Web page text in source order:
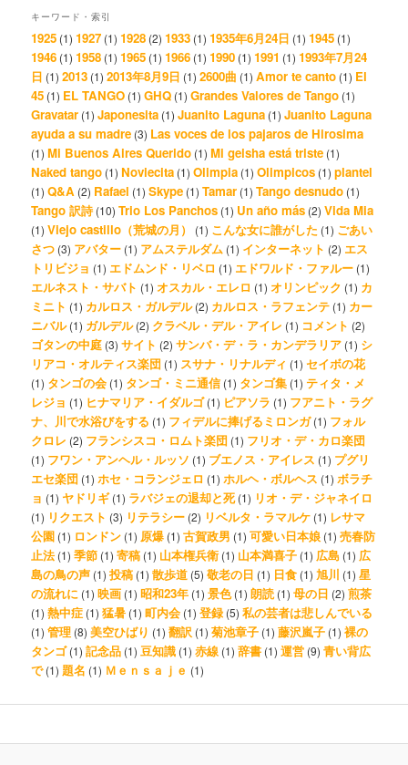
キーワード・索引
1925 (1)1927 (1)1928 (2)1933 (1)1935年6月24日 (1)1945 (1)
1946 (1)1958 (1)1965 (1)1966 (1)1990 (1)1991 (1)1993年7月24
日 (1)2013 (1)2013年8月9日 (1)2600曲 (1)Amor te canto (1) El
45 (1) EL TANGO (1)GHQ (1)Grandes Valores de Tango (1)
Gravatar (1)Japonesita (1)Juanito Laguna (1)Juanito Laguna
ayuda a su madre (3) Las voces de los pajaros de Hirosima
(1)Mi Buenos Aires Querido (1)Mi geisha está triste (1)
Naked tango (1)Noviecita (1)Olimpia (1)Olimpicos (1)plantel
(1)Q&A (2) Rafael (1)Skype (1)Tamar (1)Tango desnudo (1)
Tango 訳詩 (10)Trio Los Panchos (1) Un año más (2)Vida Mia
(1)Viejo castillo（荒城の月） (1) こんな女に誰がした (1) ごあい
さつ (3) アバター (1) アムステルダム (1) インターネット (2) エス
トリビジョ (1) エドムンド・リベロ (1) エドワルド・ファルー (1)
エルネスト・サバト (1)オスカル・エレロ (1)オリンピック (1) カ
ミニト (1) カルロス・ガルデル(2) カルロス・ラフェンテ (1) カー
ニバル(1) ガルデル(2) クラベル・デル・アイレ (1) コメント (2)
ゴタンの中庭 (3)サイト (2)サンバ・デ・ラ・カンデラリア (1) シ
リアコ・オルティス楽団 (1) スサナ・リナルディ (1)セイボの花
(1) タンゴの会 (1) タンゴ・ミニ通信(1) タンゴ集 (1)ティタ・メ
レジョ (1) ヒナマリア・イダルゴ(1) ピアソラ (1) フアニト・ラグ
ナ、川で水浴びをする (1) フィデルに捧げるミロンガ(1) フォル
クロレ (2) フランシスコ・ロムト楽団 (1) フリオ・デ・カロ楽団
(1) フワン・アンヘル・ルッソ (1) ブエノス・アイレス (1) プグリ
エセ楽団 (1)ホセ・コランジェロ (1)ホルヘ・ボルヘス (1)ボラチ
ョ (1) ヤドリギ(1) ラバジェの退却と死(1) リオ・デ・ジャネイロ
(1) リクエスト (3) リテラシー (2) リベルタ・ラマルケ (1) レサマ
公園 (1) ロンドン (1) 原爆 (1)古賀政男 (1)可愛い日本娘 (1)売春防
止法(1)季節 (1)寄稿 (1) 山本権兵衛 (1) 山本満喜子 (1) 広島 (1) 広
島の鳥の声 (1)投稿 (1)散歩道 (5)敬老の日 (1) 日食 (1)旭川 (1)星
の流れに (1)映画 (1)昭和23年 (1)景色(1)朗読(1)母の日 (2)煎茶
(1)熱中症 (1)猛暑 (1)町内会 (1)登録(5)私の芸者は悲しんでいる
(1)管理 (8)美空ひばり (1)翻訳 (1)菊池章子 (1)藤沢嵐子 (1)裸の
タンゴ(1)記念品 (1)豆知識 (1)赤線 (1)辞書 (1)運営 (9)青い背広
で(1) 題名 (1) Ｍｅｎｓａｊｅ (1)